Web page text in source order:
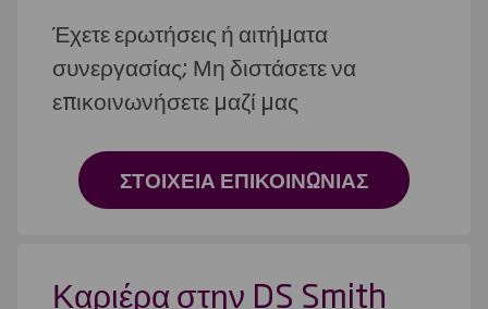
Έχετε ερωτήσεις ή αιτήματα
συνεργασίας; Μη διστάσετε να
επικοινωνήσετε μαζί μας
ΣΤΟΙΧΕΙΑ ΕΠΙΚΟΙΝΩΝΙΑΣ
Καριέρα στην DS Smith